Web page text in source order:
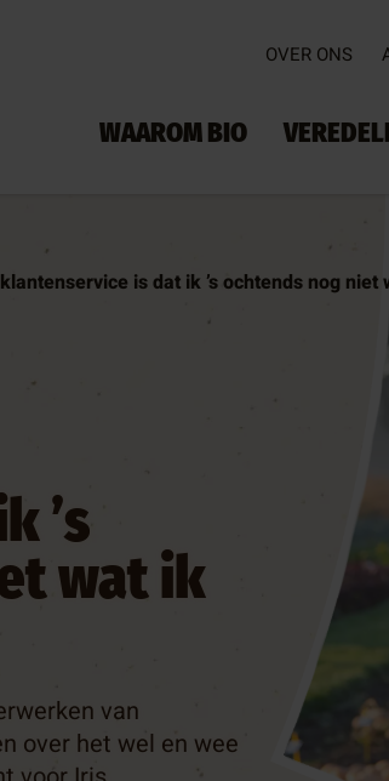
OVER ONS
WAAROM BIO
is dat ik ’s ochtends nog
’s
wat ik
van
over het wel en wee